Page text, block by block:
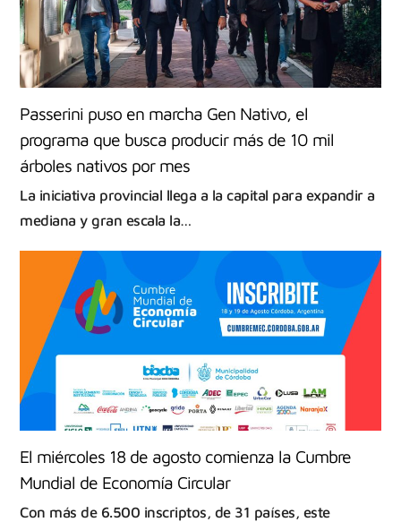
Passerini puso en marcha Gen Nativo, el
programa que busca producir más de 10 mil
árboles nativos por mes
La iniciativa provincial llega a la capital para expandir a
mediana y gran escala la…
El miércoles 18 de agosto comienza la Cumbre
Mundial de Economía Circular
Con más de 6.500 inscriptos, de 31 países, este